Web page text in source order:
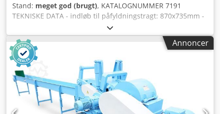
Stand: meget god (brugt), KATALOGNUMMER 7191
TEKNISKE DATA - indløb til påfyldningstragt: 870x735mm -
rotorbredde: 720mm - hovedmotor: 18,5kW - pumpemotor:
ca. 0,75kW - antal knive: 17 stk - knivdimension: 80x40mm -
sold: 20mm - trykskuffe - elektrisk autorevers - udgang til
flishugget træ: fi 250mm - dimensioner L/B/H:
2000x1350x1370mm - vægt: 1586kg FORDELE – trykskuffe –
meget god stand – brugt flishugger Nettopris: 33.900 PLN
Djdozru Uqopfx Ag Ajck Nettopris: 8.070 EUR i forhold til
kurs 4,2 EUR (Priserne kan ændre sig ved større
kursudsving)
Annoncer